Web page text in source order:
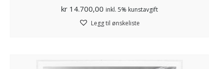
kr14.700,00 inkl. 5% kunstavgift
Legg til ønskeliste